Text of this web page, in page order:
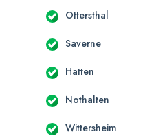
Ottersthal
Saverne
Hatten
Nothalten
Wittersheim